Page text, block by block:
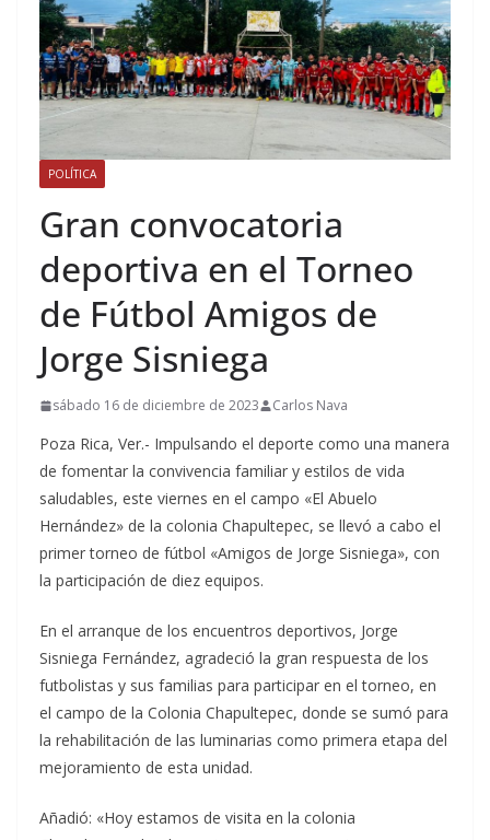
POLÍTICA
Gran convocatoria
deportiva en el Torneo
de Fútbol Amigos de
Jorge Sisniega
sábado 16 de diciembre de 2023 Carlos Nava
Poza Rica, Ver.- Impulsando el deporte como una manera
de fomentar la convivencia familiar y estilos de vida
saludables, este viernes en el campo «El Abuelo
Hernández» de la colonia Chapultepec, se llevó a cabo el
primer torneo de fútbol «Amigos de Jorge Sisniega», con
la participación de diez equipos.
En el arranque de los encuentros deportivos, Jorge
Sisniega Fernández, agradeció la gran respuesta de los
futbolistas y sus familias para participar en el torneo, en
el campo de la Colonia Chapultepec, donde se sumó para
la rehabilitación de las luminarias como primera etapa del
mejoramiento de esta unidad.
Añadió: «Hoy estamos de visita en la colonia